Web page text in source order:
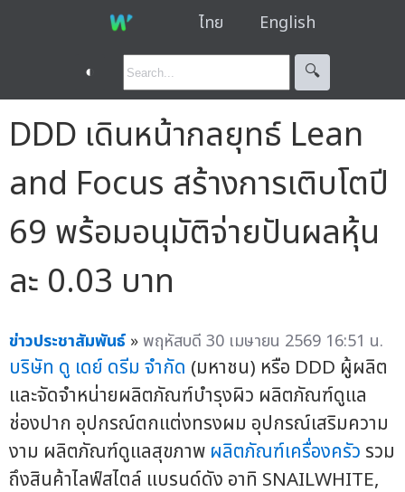
ไทย English
◐ 🔍︎
DDD เดินหน้ากลยุทธ์ Lean
and Focus สร้างการเติบโตปี
69 พร้อมอนุมัติจ่ายปันผลหุ้น
ละ 0.03 บาท
ข่าวประชาสัมพันธ์ »พฤหัสบดี 30 เมษายน 2569 16:51 น.
บริษัท ดู เดย์ ดรีม จำกัด (มหาชน) หรือ DDD ผู้ผลิต
และจัดจำหน่ายผลิตภัณฑ์บำรุงผิว ผลิตภัณฑ์ดูแล
ช่องปาก อุปกรณ์ตกแต่งทรงผม อุปกรณ์เสริมความ
งาม ผลิตภัณฑ์ดูแลสุขภาพ ผลิตภัณฑ์เครื่องครัว รวม
ถึงสินค้าไลฟ์สไตล์ แบรนด์ดัง อาทิ SNAILWHITE,